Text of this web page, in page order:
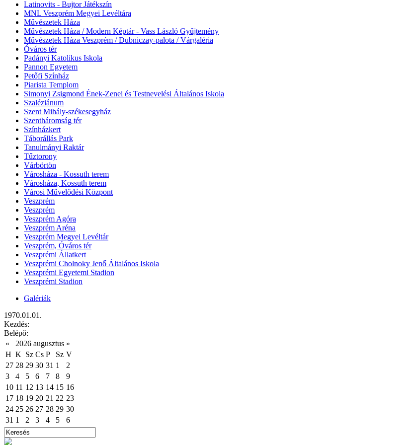
Latinovits - Bujtor Játékszín
MNL Veszprém Megyei Levéltára
Művészetek Háza
Művészetek Háza / Modern Képtár - Vass László Gyűjtemény
Művészetek Háza Veszprém / Dubniczay-palota / Várgaléria
Óváros tér
Padányi Katolikus Iskola
Pannon Egyetem
Petőfi Színház
Piarista Templom
Simonyi Zsigmond Ének-Zenei és Testnevelési Általános Iskola
Szaléziánum
Szent Mihály-székesegyház
Szentháromság tér
Színházkert
Táborállás Park
Tanulmányi Raktár
Tűztorony
Várbörtön
Városháza - Kossuth terem
Városháza, Kossuth terem
Városi Művelődési Központ
Veszprém
Veszprém
Veszprém Agóra
Veszprém Aréna
Veszprém Megyei Levéltár
Veszprém, Óváros tér
Veszprémi Állatkert
Veszprémi Cholnoky Jenő Általános Iskola
Veszprémi Egyetemi Stadion
Veszprémi Stadion
Galériák
1970.01.01.
Kezdés:
Belépő:
«
2026 augusztus »
H K Sz Cs P Sz V
27 28 29 30 31 1
2
3
4 5 6 7 8
9
10 11 12 13 14 15 16
17 18 19 20 21 22 23
24 25 26 27 28 29 30
31 1 2 3 4 5 6